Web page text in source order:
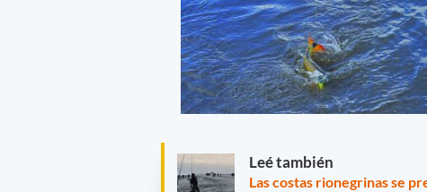
Leé también
Las costas rionegrinas se